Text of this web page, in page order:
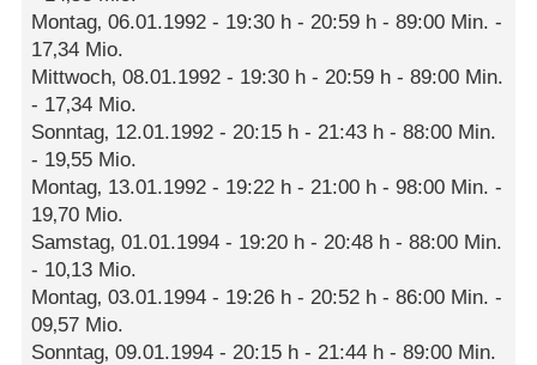
Montag‚ 06.01.1992 - 19:30 h - 20:59 h - 89:00 Min. -
17‚34 Mio.
Mittwoch‚ 08.01.1992 - 19:30 h - 20:59 h - 89:00 Min.
- 17‚34 Mio.
Sonntag‚ 12.01.1992 - 20:15 h - 21:43 h - 88:00 Min.
- 19‚55 Mio.
Montag‚ 13.01.1992 - 19:22 h - 21:00 h - 98:00 Min. -
19‚70 Mio.
Samstag‚ 01.01.1994 - 19:20 h - 20:48 h - 88:00 Min.
- 10‚13 Mio.
Montag‚ 03.01.1994 - 19:26 h - 20:52 h - 86:00 Min. -
09‚57 Mio.
Sonntag‚ 09.01.1994 - 20:15 h - 21:44 h - 89:00 Min.